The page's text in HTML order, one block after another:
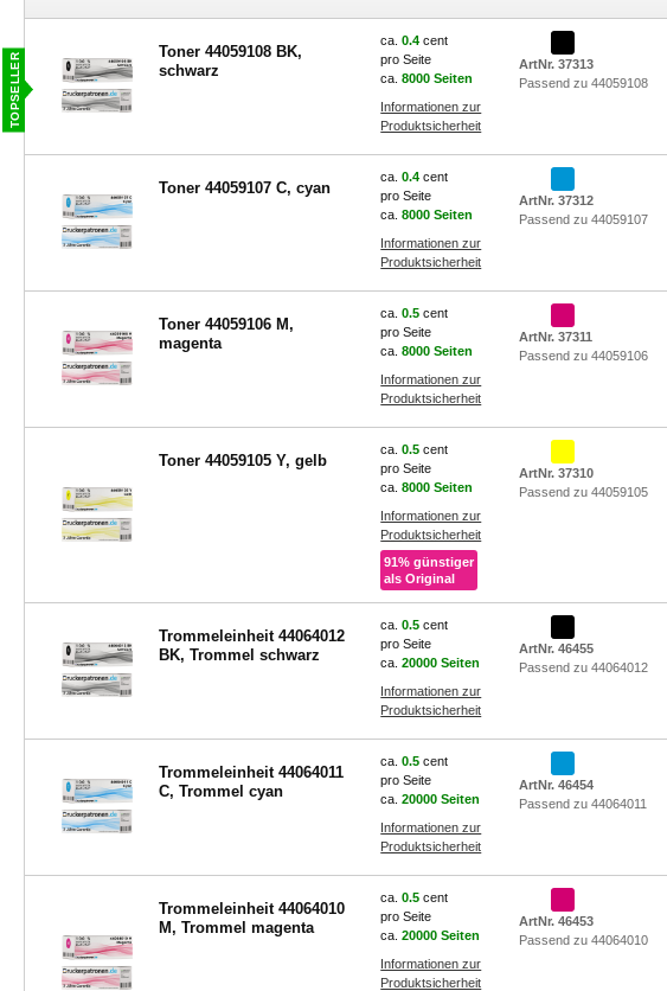
Toner 44059108 BK,
schwarz
ca.0.4cent
pro Seite
ca.8000 Seiten
Informationen zur
Produktsicherheit
ArtNr. 37313
Passend zu 44059108
Toner 44059107 C, cyan
ca.0.4cent
pro Seite
ca.8000 Seiten
Informationen zur
Produktsicherheit
ArtNr. 37312
Passend zu 44059107
Toner 44059106 M,
magenta
ca.0.5cent
pro Seite
ca.8000 Seiten
Informationen zur
Produktsicherheit
ArtNr. 37311
Passend zu 44059106
Toner 44059105 Y, gelb
ca.0.5cent
pro Seite
ca.8000 Seiten
Informationen zur
Produktsicherheit
91% günstiger
als Original
ArtNr. 37310
Passend zu 44059105
Trommeleinheit 44064012
BK, Trommel schwarz
ca.0.5cent
pro Seite
ca.20000 Seiten
Informationen zur
Produktsicherheit
ArtNr. 46455
Passend zu 44064012
Trommeleinheit 44064011
C, Trommel cyan
ca.0.5cent
pro Seite
ca.20000 Seiten
Informationen zur
Produktsicherheit
ArtNr. 46454
Passend zu 44064011
Trommeleinheit 44064010
M, Trommel magenta
ca.0.5cent
pro Seite
ca.20000 Seiten
Informationen zur
Produktsicherheit
ArtNr. 46453
Passend zu 44064010